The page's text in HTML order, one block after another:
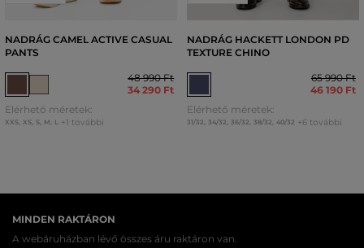
NADRÁG CAMEL ACTIVE CASUAL
PANTS
48 990 Ft
34 290 Ft
Elérhető méretek:
XXS, XS, S, M, L +1 további
NADRÁG HACKETT LONDON PD
TEXTURE CHINO
65 990 Ft
46 190 Ft
Elérhető méretek:
31/32, 34/32, 36/32, 38/32, 40/32 +6 további
MINDEN RAKTÁRON
A webáruházban lévő összes áru raktáron van.